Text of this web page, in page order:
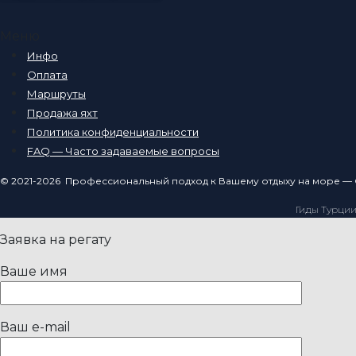
Инфо
Оплата
Маршруты
Продажа яхт
Политика конфиденциальности
FAQ — Часто задаваемые вопросы
© 2021-2026 Профессиональный подход к Вашему отдыху на море —
Гиды
Заявка на регату
Ваше имя
Ваш e-mail